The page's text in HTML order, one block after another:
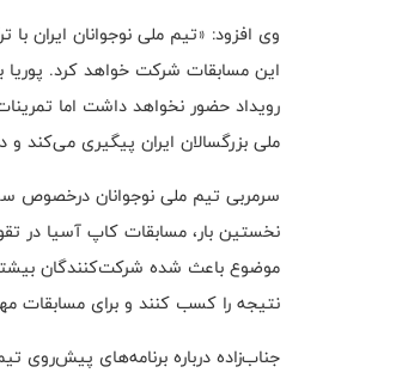
رویداد حضور نخواهد داشت اما
ملی بزرگسالان ایران پیگیری می‌کند
نخستین بار، مسابقات کاپ آسیا در
موضوع باعث شده شرکت‌کنندگان
نتیجه را کسب کنند و برای مسابقات
جناب‌زاده درباره برنامه‌های پیش‌روی